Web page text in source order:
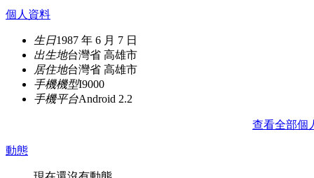
個人資料
生日1987 年 6 月 7 日
出生地台灣省 高雄市
居住地台灣省 高雄市
手機機型I9000
手機平台Android 2.2
查看全部個
動態